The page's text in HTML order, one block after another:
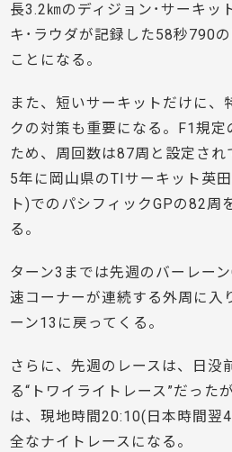
長3.2㎞のディジョン･サーキッ
キ･ラウダが記録した58秒790
ことになる。
また、短いサーキットだけに、
クの対策も重要になる。F1規
ため、周回数は87周と設定さ
5年に岡山県のTIサーキット英
ト)でのパシフィックGPの82周
る。
ターン3までは先週のバーレー
速コーナーが連続する外周に入
ーン13に戻ってくる。
さらに、先週のレースは、日没
る“トワイライトレース”だった
は、現地時間20:10(日本時間翌
全なナイトレースになる。